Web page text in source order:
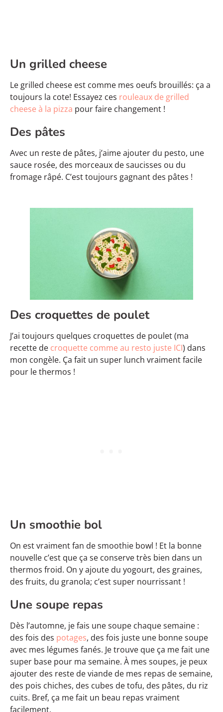
Un grilled cheese
Le grilled cheese est comme mes oeufs brouillés: ça a
toujours la cote! Essayez ces rouleaux de grilled
cheese à la pizza pour faire changement !
Des pâtes
Avec un reste de pâtes, j’aime ajouter du pesto, une
sauce rosée, des morceaux de saucisses ou du
fromage râpé. C’est toujours gagnant des pâtes !
Des croquettes de poulet
J’ai toujours quelques croquettes de poulet (ma
recette de croquette comme au resto juste ICI) dans
mon congèle. Ça fait un super lunch vraiment facile
pour le thermos !
Un smoothie bol
On est vraiment fan de smoothie bowl ! Et la bonne
nouvelle c’est que ça se conserve très bien dans un
thermos froid. On y ajoute du yogourt, des graines,
des fruits, du granola; c’est super nourrissant !
Une soupe repas
Dès l’automne, je fais une soupe chaque semaine :
des fois des potages, des fois juste une bonne soupe
avec mes légumes fanés. Je trouve que ça me fait une
super base pour ma semaine. À mes soupes, je peux
ajouter des reste de viande de mes repas de semaine,
des pois chiches, des cubes de tofu, des pâtes, du riz
cuits. Bref, ça me fait un beau repas vraiment
facilement.